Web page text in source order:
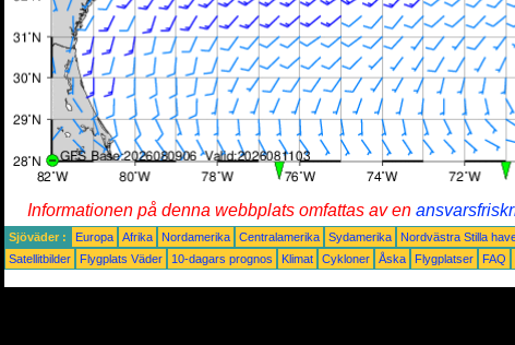
Informationen på denna webbplats omfattas av en
Sjöväder : Europa Afrika Nordamerika Centralamerika Sydamerika Nordvästra Stilla
Satellitbilder
Flygplats Väder 10-dagars prognos Klimat Cykloner Åska Flygplatser FAQ